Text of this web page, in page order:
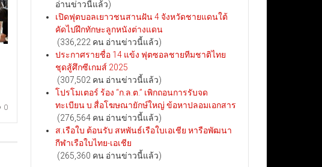
0
อ่านข่าวนี้แล้ว)
เปิดฟุตบอลเยาวชนสานฝัน 4 จังหวัดชายแดนใต้
คัดไปฝึกทักษะลูกหนังต่างแดน
(336,222 คน อ่านข่าวนี้แล้ว)
ประกาศรายชื่อ 14 แข้ง ฟุตซอลชายทีมชาติไทย
ชุดสู้ศึกซีเกมส์ 2025
(307,502 คน อ่านข่าวนี้แล้ว)
โปรโมเตอร์ ร้อง “ก.ล.ต.” เพิกถอนการรับจด
ทะเบียน บ.สื่อโฆษณายักษ์ใหญ่ ข้อหาปลอมเอกสาร
(276,564 คน อ่านข่าวนี้แล้ว)
ส.เรือใบ ต้อนรับ สหพันธ์เรือใบเอเชีย หารือพัฒนา
กีฬาเรือใบไทย-เอเชีย
(265,360 คน อ่านข่าวนี้แล้ว)